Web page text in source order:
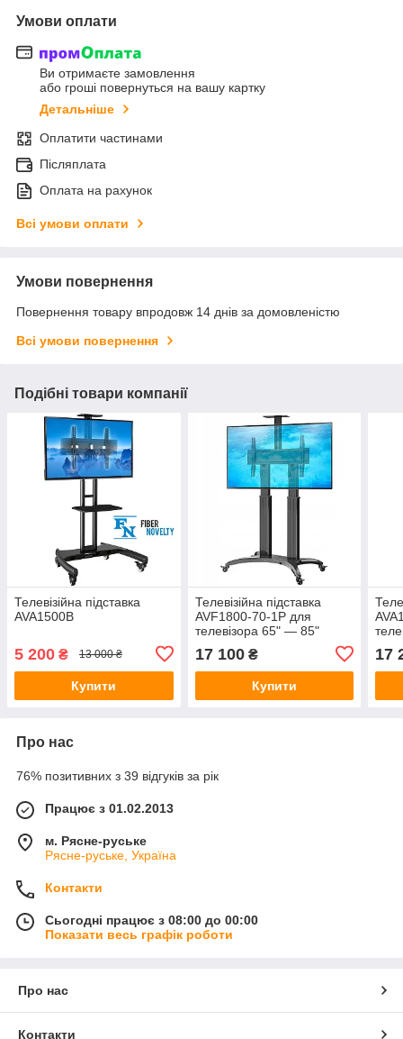
Умови оплати
Ви отримаєте замовлення
або гроші повернуться на вашу картку
Детальніше
Оплатити частинами
Післяплата
Оплата на рахунок
Всі умови оплати
Умови повернення
Повернення товару впродовж 14 днів за домовленістю
Всі умови повернення
Подібні товари компанії
Телевізійна підставка
AVA1500B
5 200 ₴ 13 000 ₴
Купити
Телевізійна підставка
AVF1800-70-1P для
телевізора 65" — 85"
17 100₴
Купити
17
Про нас
76% позитивних з 39 відгуків за рік
Працює з 01.02.2013
м. Рясне-руське
Рясне-руське, Україна
Контакти
Сьогодні працює з 08:00 до 00:00
Показати весь графік роботи
Про нас
Контакти